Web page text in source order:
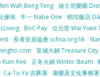
Wah Beng Teng 迪士尼樂園
傢俬 牛一 Nabe One
稻埕飯店
BoC Pay 位元堂 Wai Yuen
長者安居協會 schsa.org.hk
富城火鍋 Treasure City
Kum Kee
正冬火鍋 Winter Steam
Ca-Tu-Ya 吉豚屋
康樂及文化事務